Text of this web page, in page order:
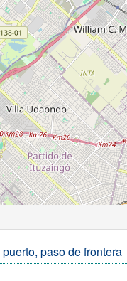
paso de frontera